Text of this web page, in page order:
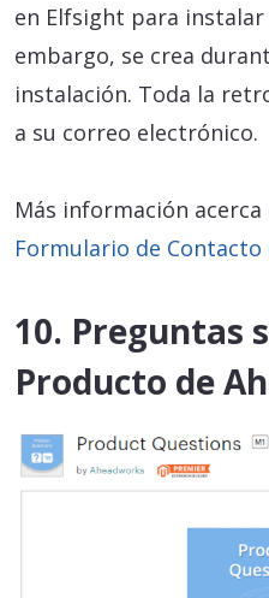
en Elfsight para
embargo, se crea
instalación. Toda la
a su correo electrónico.
Más información
Formulario de Contacto
10. Preguntas
Producto de